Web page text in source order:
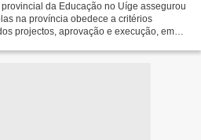
da Educação no Uíge assegurou
na província obedece a critérios
projectos, aprovação e execução, em